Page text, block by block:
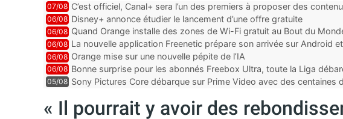
07/08 C’est officiel, Canal+ sera l’un des premiers à proposer des
Vision 2
06/08 Disney+ annonce étudier le lancement d’une offre gratuite
06/08 Quand Orange installe des zones de Wi-Fi gratuit au Bout du
06/08 La nouvelle application Freenetic prépare son arrivée sur Android
abonnés Freebox, testez la
06/08 Orange mise sur une nouvelle pépite de l’IA
06/08 Bonne surprise pour les abonnés Freebox Ultra, toute la Liga
inclus
05/08 Sony Pictures Core débarque sur Prime Video avec des centaines
« Il pourrait y avoir des